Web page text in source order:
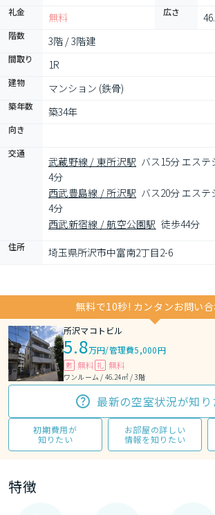
礼金 無料 広さ
階数 3階 / 3階建
間取り 1R
建物 マンション (鉄骨)
築年数 築34年
向き
交通
武蔵野線 / 東所沢駅 バス15分 エス
4分
西武豊島線 / 所沢駅 バス20分 エス
4分
西武新宿線 / 航空公園駅 徒歩44分
住所 埼玉県所沢市中富南2丁目2-6
無料で10秒! カンタンお問い
所沢マコトビル
5.8万円/管理費5,000円
敷 無料 礼 無料
ワンルーム / 46.24㎡ / 3階
最新の空室状況が知り
初期費用が
知りたい
お部屋の詳しい
情報を知りたい
特徴